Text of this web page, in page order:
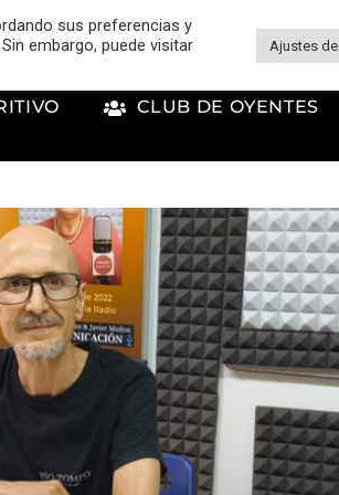
CLUB DE OYENTES
sus preferencias y
embargo, puede visitar
Ajustes